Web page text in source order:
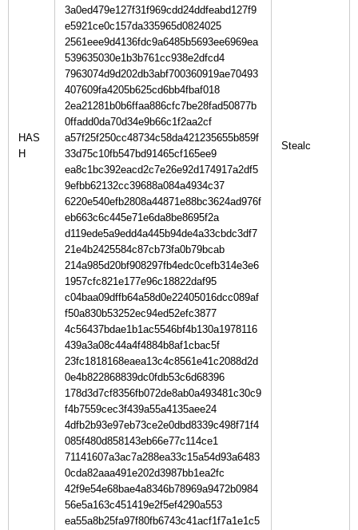
HAS
H
3a0ed479e127f31f969cdd24ddfeabd127f9
e5921ce0c157da335965d0824025
2561eee9d4136fdc9a6485b5693ee6969ea
539635030e1b3b761cc938e2dfcd4
7963074d9d202db3abf700360919ae70493
407609fa4205b625cd6bb4fbaf018
2ea21281b0b6ffaa886cfc7be28fad50877b
0ffadd0da70d34e9b66c1f2aa2cf
a57f25f250cc48734c58da421235655b859f
33d75c10fb547bd91465cf165ee9
ea8c1bc392eacd2c7e26e92d174917a2df5
9efbb62132cc39688a084a4934c37
6220e540efb2808a44871e88bc3624ad976f
eb663c6c445e71e6da8be8695f2a
d119ede5a9edd4a445b94de4a33cbdc3df7
21e4b2425584c87cb73fa0b79bcab
214a985d20bf908297fb4edc0cefb314e3e6
1957cfc821e177e96c18822daf95
c04baa09dffb64a58d0e22405016dcc089af
f50a830b53252ec94ed52efc3877
4c56437bdae1b1ac5546bf4b130a1978116
439a3a08c44a4f4884b8af1cbac5f
23fc1818168eaea13c4c8561e41c2088d2d
0e4b822868839dc0fdb53c6d68396
178d3d7cf8356fb072de8ab0a493481c30c9
f4b7559cec3f439a55a4135aee24
4dfb2b93e97eb73ce2e0dbd8339c498f71f4
085f480d858143eb66e77c114ce1
71141607a3ac7a288ea33c15a54d93a6483
0cda82aaa491e202d3987bb1ea2fc
42f9e54e68bae4a8346b78969a9472b0984
56e5a163c451419e2f5ef4290a553
ea55a8b25fa97f80fb6743c41acf1f7a1e1c5